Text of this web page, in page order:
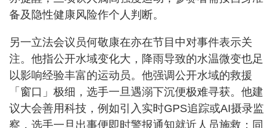
备及隐性健康风险作个人判断。
另一立法会议员何敬康在亦在节目中对事件表示关
注。他指公开水域变化大，降雨导致的水温微变也足
以影响经验丰富的运动员。他强调公开水域的救援
「窗口」极细，选手一旦遇溺下沉便极难寻获。他建
议大会善用科技，例如引入实时GPS追踪或AI摄录监
察，选手一旦出事便即时警报通知就近人员施救；同